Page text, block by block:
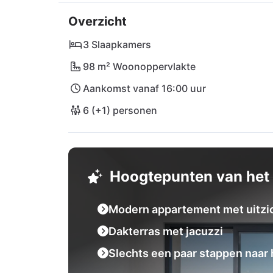
Terwijl u geniet van culinaire hoogstandjes
Bistro, kunnen de kleintjes genieten van
winkelen in de supermarkt Plodine of een
bent hier goed verbonden! Laat u
onvergetelijke vakantieherinneringen in
Overzicht
3 Slaapkamers
98 m² Woonoppervlakte
Aankomst vanaf 16:00 uur
6 (+1) personen
Hoogtepunten van
Modern appartement met
Dakterras met jacuzzi
Slechts een paar stappen naar